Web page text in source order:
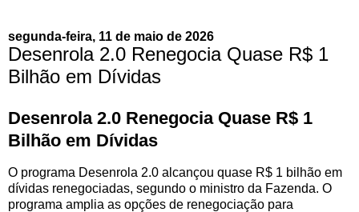
segunda-feira, 11 de maio de 2026
Desenrola 2.0 Renegocia Quase R$ 1
Bilhão em Dívidas
Desenrola 2.0 Renegocia Quase R$ 1
Bilhão em Dívidas
O programa Desenrola 2.0 alcançou quase R$ 1 bilhão em
dívidas renegociadas, segundo o ministro da Fazenda. O
programa amplia as opções de renegociação para